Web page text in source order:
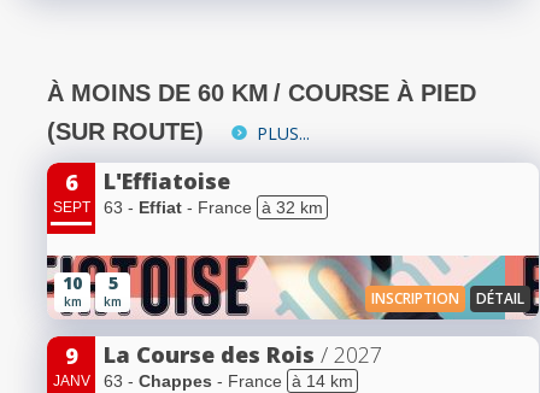
À MOINS DE 60 KM / COURSE À PIED
(SUR ROUTE)
PLUS...
6
SEPT
L'Effiatoise
63 - Effiat - France à 32 km
10
km
5
km INSCRIPTION DÉTAIL
9
JANV
La Course des Rois / 2027
63 - Chappes - France à 14 km